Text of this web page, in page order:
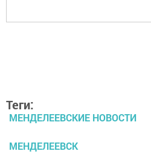
Теги:
МЕНДЕЛЕЕВСКИЕ НОВОСТИ
МЕНДЕЛЕЕВСК